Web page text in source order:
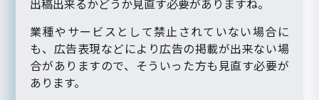
業種やサービスとして禁止されていない場合に
も、広告表現などにより広告の掲載が出来ない場
合がありますので、そういった方も見直す必要が
あります。